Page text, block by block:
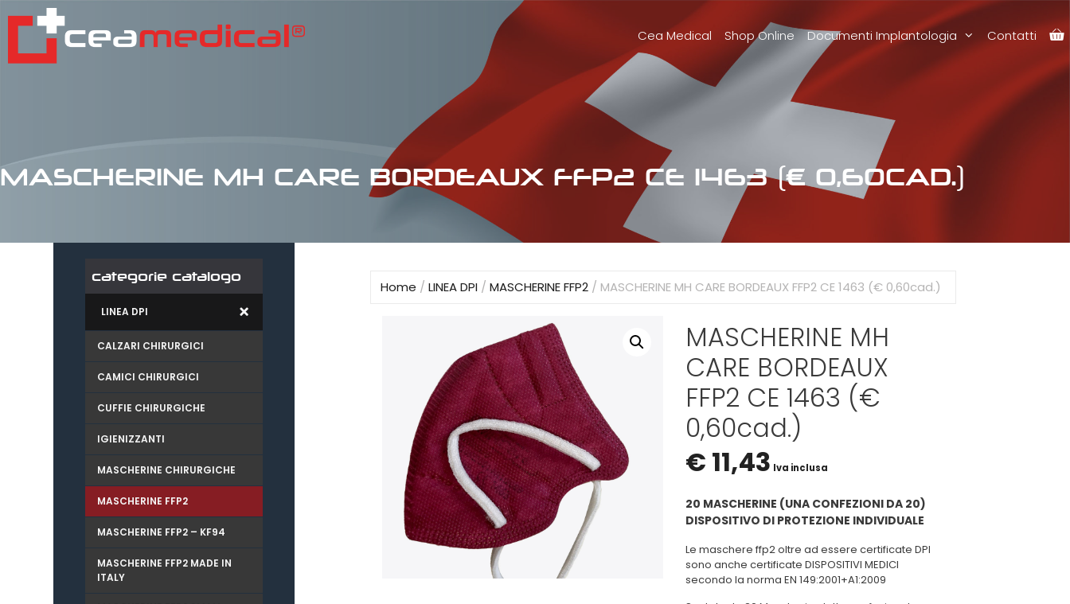
Cea Medical Shop Online Documenti Implantologia Contatti
MASCHERINE MH CARE BORDEAUX FFP2 CE 1463 (€ 0,60CAD.)
Home /LINEA DPI /MASCHERINE FFP2 / MASCHERINE MH CARE BORDEAUX FFP2 CE 1463 (€ 0,60cad.)
MASCHERINE MH
CARE BORDEAUX
FFP2 CE 1463 (€
0,60cad.)
€ 11,43 Iva inclusa
20 MASCHERINE (UNA CONFEZIONI DA 20)
DISPOSITIVO DI PROTEZIONE INDIVIDUALE
Le maschere ffp2 oltre ad essere certificate DPI
sono anche certificate DISPOSITIVI MEDICI
secondo la norma EN 149:2001+A1:2009
categorie catalogo
LINEA DPI
CALZARI CHIRURGICI
CAMICI CHIRURGICI
CUFFIE CHIRURGICHE
IGIENIZZANTI
MASCHERINE CHIRURGICHE
MASCHERINE FFP2
MASCHERINE FFP2 – KF94
MASCHERINE FFP2 MADE IN
ITALY